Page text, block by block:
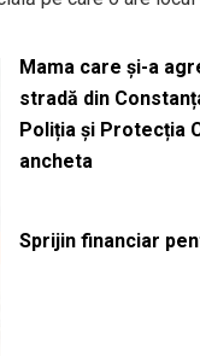
Mama care și-a
stradă din
Poliția și Protecția
ancheta
Sprijin financiar